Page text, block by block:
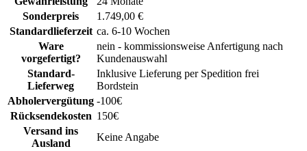
Sonderpreis
1.749,00 €
Standardlieferzeit ca. 6-10 Wochen
Ware
vorgefertigt?
nein - kommissionsweise Anfertigung nach
Kundenauswahl
Standard-
Lieferweg
Inklusive Lieferung per Spedition frei
Bordstein
Abholervergütung -100€
Rücksendekosten 150€
Versand ins
Ausland
Keine Angabe